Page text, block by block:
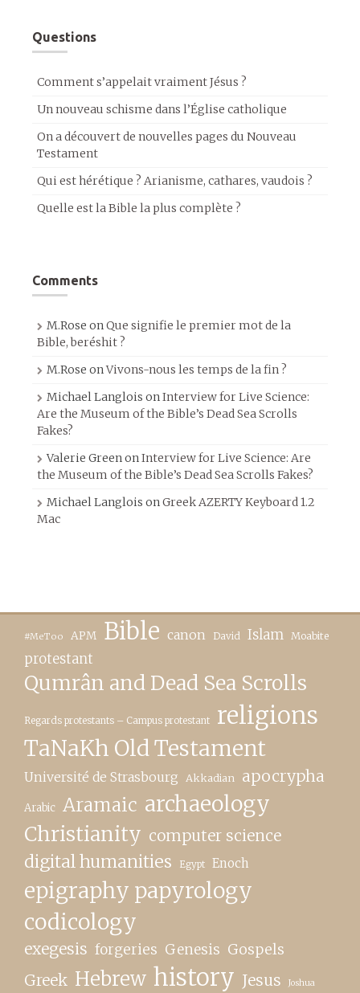
Questions
Comment s’appelait vraiment Jésus ?
Un nouveau schisme dans l’Église catholique
On a découvert de nouvelles pages du Nouveau
Testament
Qui est hérétique ? Arianisme, cathares, vaudois ?
Quelle est la Bible la plus complète ?
Comments
M.Rose onQue signifie le premier mot de la
Bible, beréshit ?
M.Rose onVivons-nous les temps de la fin ?
Michael Langlois onInterview for Live Science:
Are the Museum of the Bible’s Dead Sea Scrolls
Fakes?
Valerie GreenonInterview for Live Science: Are
the Museum of the Bible’s Dead Sea Scrolls Fakes?
Michael Langlois onGreek AZERTY Keyboard 1.2
Mac
#MeToo APM Bible canon David Islam Moabite
protestant
Qumrân and Dead Sea Scrolls
Regards protestants – Campus protestant religions
TaNaKh Old Testament
Université de Strasbourg Akkadian apocrypha
Arabic Aramaic archaeology
Christianity computer science
digital humanities Egypt Enoch
epigraphy papyrology
codicology
exegesis forgeries Genesis Gospels
Greek Hebrew history Jesus Joshua